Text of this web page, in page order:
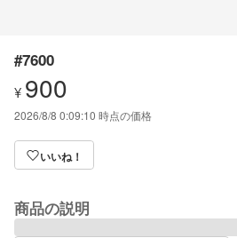
#7600
¥ 900
2026/8/8 0:09:10 時点の価格
いいね！
商品の説明